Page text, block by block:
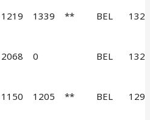
1219 1339 ** BEL 132
2068 0 BEL 132
1150 1205 ** BEL 129